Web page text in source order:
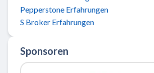
Pepperstone Erfahrungen
S Broker Erfahrungen
Sponsoren